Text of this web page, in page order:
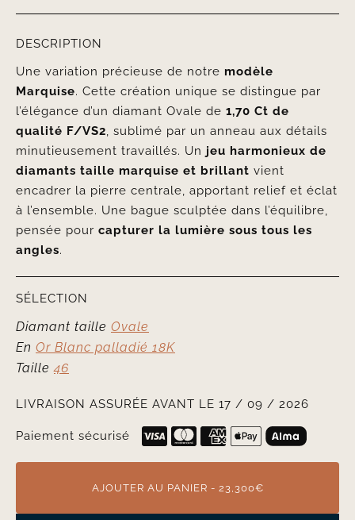
DESCRIPTION
Une variation précieuse de notre modèle
Marquise. Cette création unique se distingue par
l’élégance d’un diamant Ovale de 1,70 Ct de
qualité F/VS2, sublimé par un anneau aux détails
minutieusement travaillés. Un jeu harmonieux de
diamants taille marquise et brillant vient
encadrer la pierre centrale, apportant relief et éclat
à l’ensemble. Une bague sculptée dans l’équilibre,
pensée pour capturer la lumière sous tous les
angles.
SÉLECTION
Diamant taille Ovale
En Or Blanc palladié 18K
Taille46
LIVRAISON ASSURÉE AVANT LE 17 / 09 / 2026
Paiement sécurisé
AJOUTER AU PANIER - 23,300€